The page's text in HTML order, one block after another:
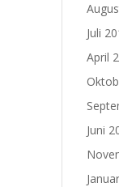
Juli
April
Juni